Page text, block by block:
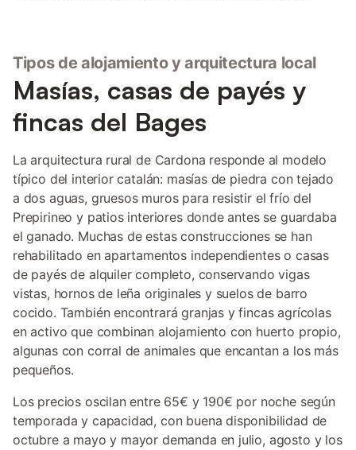
Tipos de alojamiento y arquitectura local
Masías, casas de payés y
fincas del Bages
La arquitectura rural de Cardona responde al modelo
típico del interior catalán: masías de piedra con tejado
a dos aguas, gruesos muros para resistir el frío del
Prepirineo y patios interiores donde antes se guardaba
el ganado. Muchas de estas construcciones se han
rehabilitado en apartamentos independientes o casas
de payés de alquiler completo, conservando vigas
vistas, hornos de leña originales y suelos de barro
cocido. También encontrará granjas y fincas agrícolas
en activo que combinan alojamiento con huerto propio,
algunas con corral de animales que encantan a los más
pequeños.
Los precios oscilan entre 65€ y 190€ por noche según
temporada y capacidad, con buena disponibilidad de
octubre a mayo y mayor demanda en julio, agosto y los